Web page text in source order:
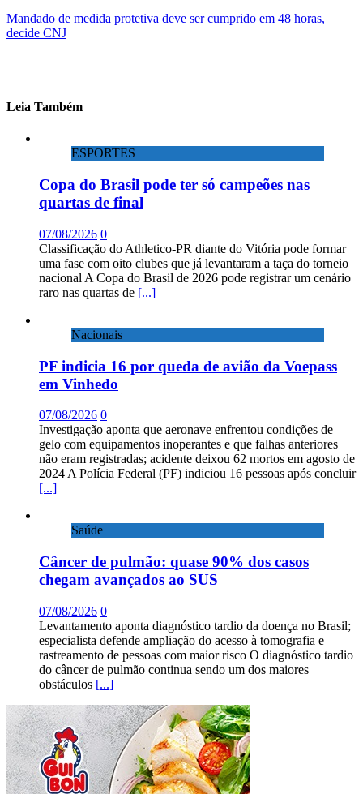
Mandado de medida protetiva deve ser cumprido em 48 horas,
decide CNJ
Leia Também
ESPORTES
Copa do Brasil pode ter só campeões nas
quartas de final
07/08/2026 0
Classificação do Athletico-PR diante do Vitória pode formar
uma fase com oito clubes que já levantaram a taça do torneio
nacional A Copa do Brasil de 2026 pode registrar um cenário
raro nas quartas de [...]
Nacionais
PF indicia 16 por queda de avião da Voepass
em Vinhedo
07/08/2026 0
Investigação aponta que aeronave enfrentou condições de
gelo com equipamentos inoperantes e que falhas anteriores
não eram registradas; acidente deixou 62 mortos em agosto de
2024 A Polícia Federal (PF) indiciou 16 pessoas após concluir
[...]
Saúde
Câncer de pulmão: quase 90% dos casos
chegam avançados ao SUS
07/08/2026 0
Levantamento aponta diagnóstico tardio da doença no Brasil;
especialista defende ampliação do acesso à tomografia e
rastreamento de pessoas com maior risco O diagnóstico tardio
do câncer de pulmão continua sendo um dos maiores
obstáculos [...]